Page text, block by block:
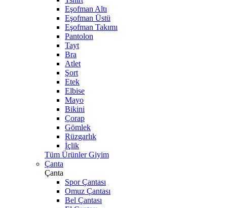
Eşofman Altı
Eşofman Üstü
Eşofman Takımı
Pantolon
Tayt
Bra
Atlet
Şort
Etek
Elbise
Mayo
Bikini
Çorap
Gömlek
Rüzgarlık
İçlik
Tüm Ürünler Giyim
Çanta
Çanta
Spor Çantası
Omuz Çantası
Bel Çantası